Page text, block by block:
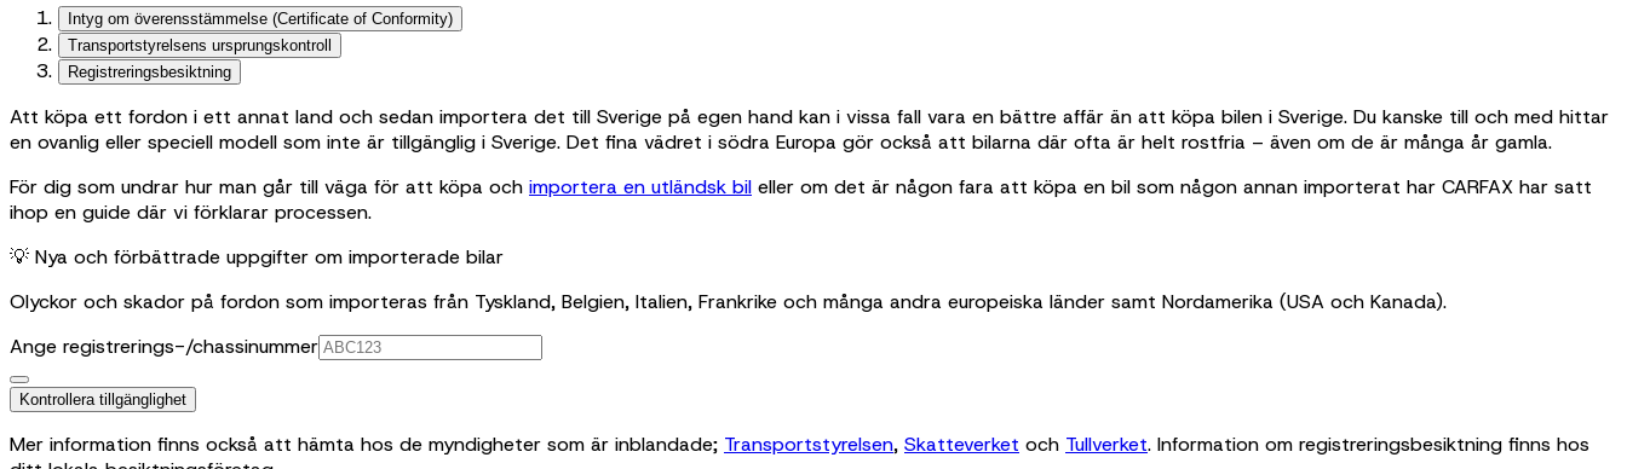
Intyg om överensstämmelse (Certificate of Conformity)
Transportstyrelsens ursprungskontroll
Registreringsbesiktning
Att köpa ett fordon i ett annat land och sedan importera det till Sverige på egen hand kan i vissa fall vara en bättre affär än att köpa bilen i Sverige. Du kanske till och med hittar
en ovanlig eller speciell modell som inte är tillgänglig i Sverige. Det fina vädret i södra Europa gör också att bilarna där ofta är helt rostfria – även om de är många år gamla.
För dig som undrar hur man går till väga för att köpa och importera en utländsk bil eller om det är någon fara att köpa en bil som någon annan importerat har CARFAX har satt
ihop en guide där vi förklarar processen.
💡 Nya och förbättrade uppgifter om importerade bilar
Olyckor och skador på fordon som importeras från Tyskland, Belgien, Italien, Frankrike och många andra europeiska länder samt Nordamerika (USA och Kanada).
Ange registrerings-/chassinummer
Kontrollera tillgänglighet
Mer information finns också att hämta hos de myndigheter som är inblandade; Transportstyrelsen, Skatteverket och Tullverket. Information om registreringsbesiktning finns hos